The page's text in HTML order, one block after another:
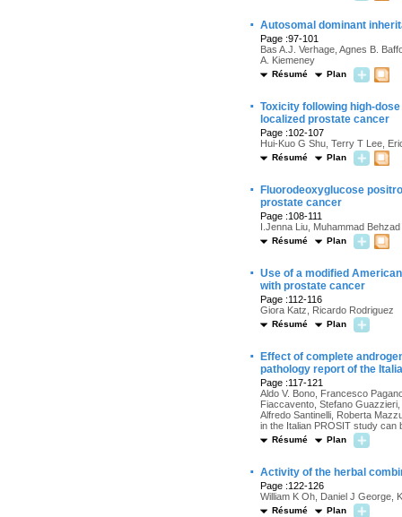
· Autosomal dominant
Page :97-101
Bas A.J. Verhage, Agnes B.
A. Kiemeney
Résumé Plan
· Toxicity following high-
localized prostate cancer
Page :102-107
Hui-Kuo G Shu, Terry T Lee,
Résumé Plan
·
Fluorodeoxyglucose
prostate cancer
Page :108-111
I.Jenna Liu, Muhammad
Résumé Plan
· Use of a modified
with prostate cancer
Page :112-116
Giora Katz, Ricardo Rodriguez
Résumé Plan
·
Effect of complete
pathology report of the
Page :117-121
Aldo V. Bono, Francesco
Fiaccavento, Stefano
Alfredo Santinelli, Roberta
in the Italian PROSIT study can
Résumé Plan
· Activity of the herbal
Page :122-126
William K Oh, Daniel J George,
Résumé Plan